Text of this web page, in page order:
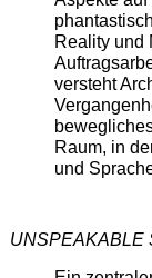
Reality und
versteht
Raum, in
und
UNSPEAKABLE